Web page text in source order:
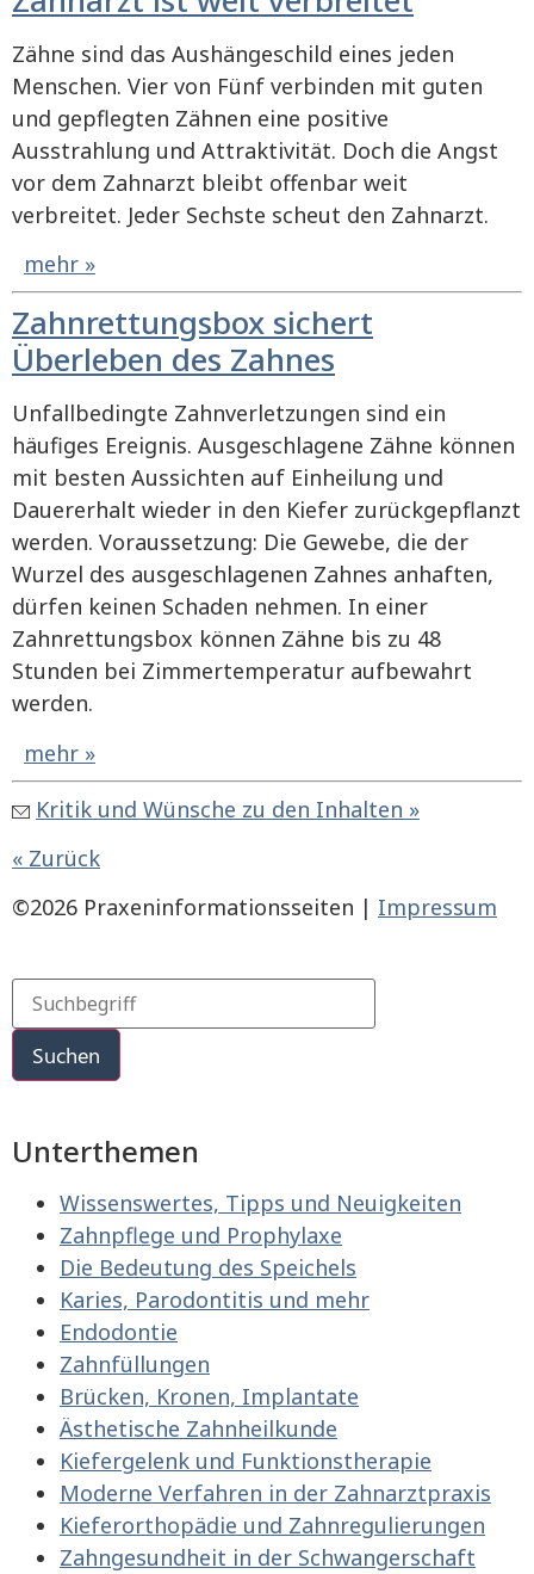
Zähne sind das Aushängeschild eines jeden
Menschen. Vier von Fünf verbinden mit guten
und gepflegten Zähnen eine positive
Ausstrahlung und Attraktivität. Doch die Angst
vor dem Zahnarzt bleibt offenbar weit
verbreitet. Jeder Sechste scheut den Zahnarzt.
mehr »
Zahnrettungsbox sichert
Überleben des Zahnes
Unfallbedingte Zahnverletzungen sind ein
häufiges Ereignis. Ausgeschlagene Zähne können
mit besten Aussichten auf Einheilung und
Dauererhalt wieder in den Kiefer zurückgepflanzt
werden. Voraussetzung: Die Gewebe, die der
Wurzel des ausgeschlagenen Zahnes anhaften,
dürfen keinen Schaden nehmen. In einer
Zahnrettungsbox können Zähne bis zu 48
Stunden bei Zimmertemperatur aufbewahrt
werden.
mehr »
Kritik und Wünsche zu den Inhalten »
« Zurück
©2026 Praxeninformationsseiten | Impressum
Suchen
Unterthemen
Wissenswertes, Tipps und Neuigkeiten
Zahnpflege und Prophylaxe
Die Bedeutung des Speichels
Karies, Parodontitis und mehr
Endodontie
Zahnfüllungen
Brücken, Kronen, Implantate
Ästhetische Zahnheilkunde
Kiefergelenk und Funktionstherapie
Moderne Verfahren in der Zahnarztpraxis
Kieferorthopädie und Zahnregulierungen
Zahngesundheit in der Schwangerschaft